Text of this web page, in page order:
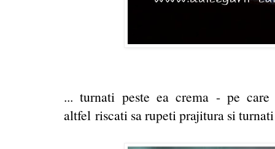
... turnati peste ea crema - pe
altfel riscati sa rupeti prajitura si